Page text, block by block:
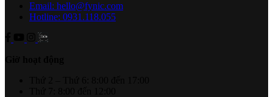
Email: hello@fynic.com
Hotline: 0931.118.055